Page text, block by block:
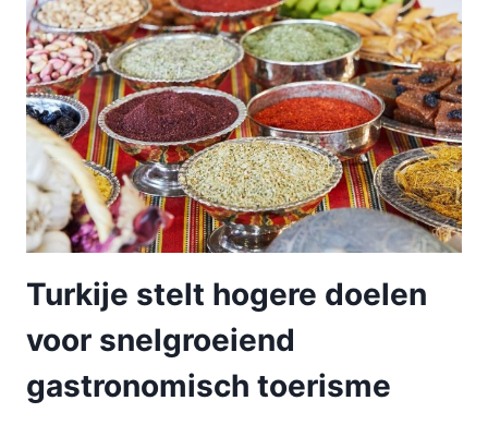
Turkije stelt hogere doelen
voor snelgroeiend
gastronomisch toerisme